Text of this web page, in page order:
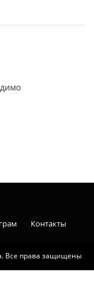
Все права защищены
Контакты